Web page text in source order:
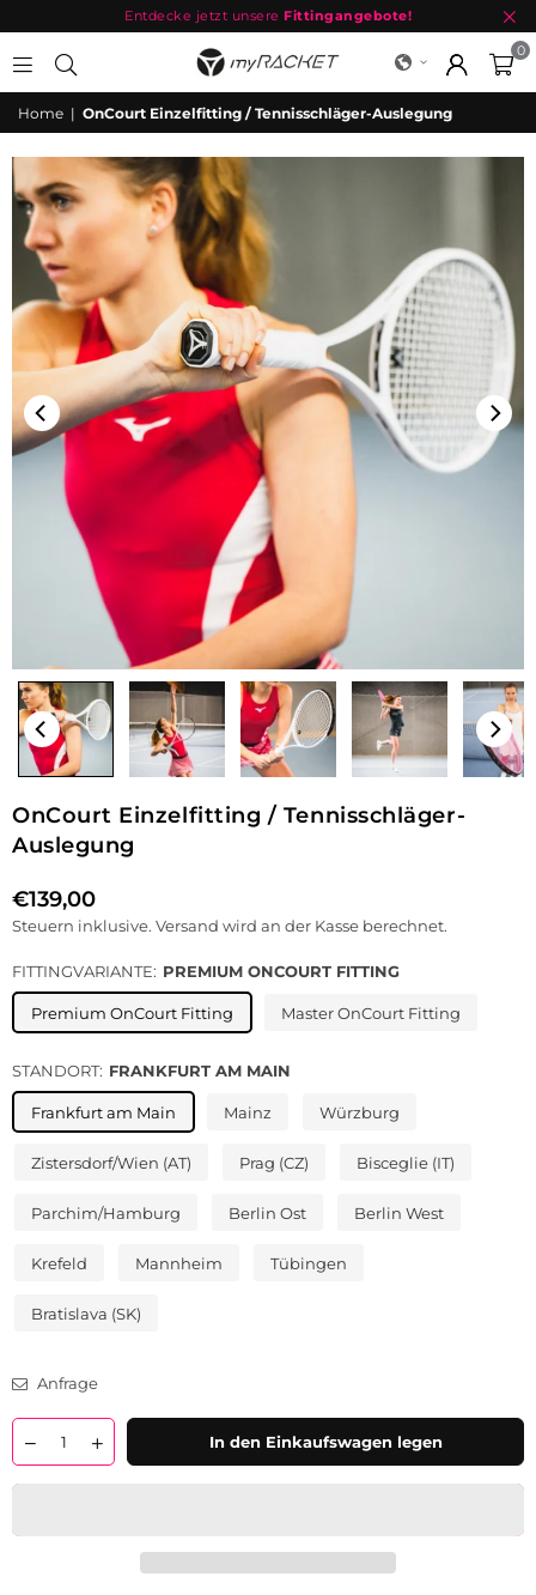
Entdecke jetzt unsere Fittingangebote!
MYRACKET
0
Home | OnCourt Einzelfitting / Tennisschläger-Auslegung
OnCourt Einzelfitting / Tennisschläger-
Auslegung
Normaler
Preis
€139,00
Steuern inklusive. Versand wird an der Kasse berechnet.
FITTINGVARIANTE: PREMIUM ONCOURT FITTING
Premium OnCourt Fitting Master OnCourt Fitting
STANDORT: FRANKFURT AM MAIN
Frankfurt am Main Mainz Würzburg
Zistersdorf/Wien (AT) Prag (CZ) Bisceglie (IT)
Parchim/Hamburg Berlin Ost Berlin West
Krefeld Mannheim Tübingen
Bratislava (SK)
Anfrage
Menge
In den Einkaufswagen legen